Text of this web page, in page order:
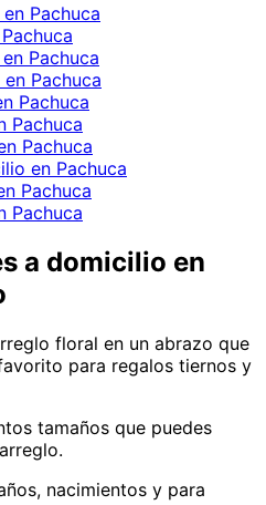
Pachuca
Pachuca
Pachuca
Pachuca
Pachuca
Pachuca
en Pachuca
Pachuca
Pachuca
a domicilio en
floral en un abrazo que
para regalos tiernos y
tamaños que puedes
nacimientos y para